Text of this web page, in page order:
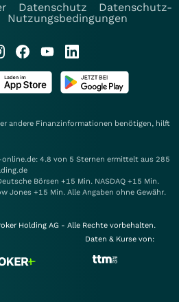
Datenschutz
Datenschutz-
Nutzungsbedingungen
andere Finanzinformationen benötigen, hilft
4.8 von 5 Sternen ermittelt aus 285
Börsen +15 Min. NASDAQ +15 Min.
Jones +15 Min. Alle Angaben ohne Gewähr.
Holding AG - Alle Rechte vorbehalten.
Daten & Kurse von: